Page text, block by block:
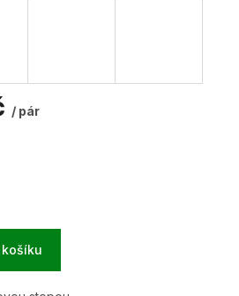
/ pár